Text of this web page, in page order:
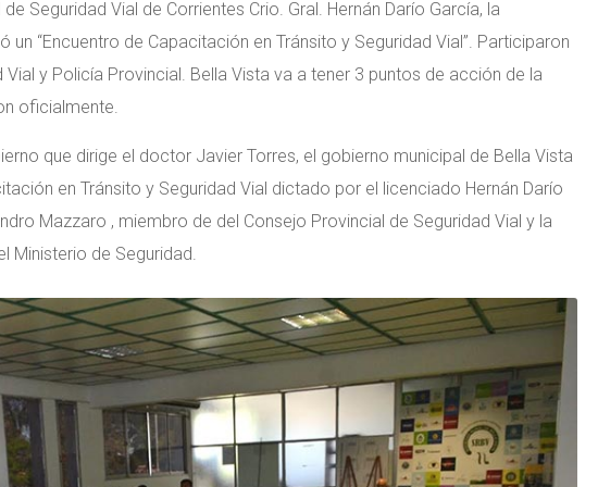
Seguridad Vial de Corrientes Crio. Gral. Hernán Darío García, la
un “Encuentro de Capacitación en Tránsito y Seguridad Vial”. Participaron
y Policía Provincial. Bella Vista va a tener 3 puntos de acción de la
oficialmente.
que dirige el doctor Javier Torres, el gobierno municipal de Bella Vista
en Tránsito y Seguridad Vial dictado por el licenciado Hernán Darío
Mazzaro , miembro de del Consejo Provincial de Seguridad Vial y la
Ministerio de Seguridad.